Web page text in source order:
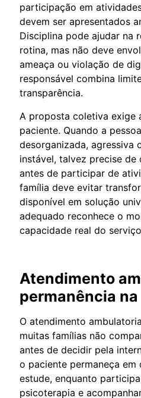
participação em
devem ser apresentados
Disciplina pode ajudar na
rotina, mas não deve
ameaça ou violação de
responsável combina
transparência.
A proposta coletiva exige
paciente. Quando a
desorganizada, agressiva
instável, talvez precise
antes de participar de
família deve evitar
disponível em solução
adequado reconhece o
capacidade real do
Atendimento
permanência
O atendimento
muitas famílias não
antes de decidir pela
o paciente permaneça em
estude, enquanto
psicoterapia e